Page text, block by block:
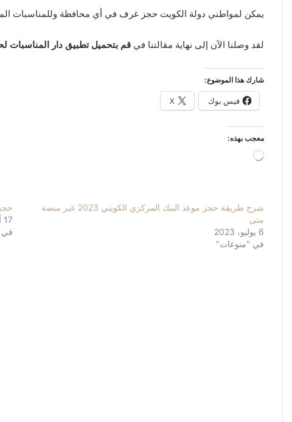
يمكن لمواطني دولة الكويت حجز غرف في أي محافظة وللمناسبات
لقد وصلنا الآن إلى نهاية مقالتنا في قم بتحميل تطبيق دار المناسبات
شارك هذا الموضوع:
فيس بوك X
معجب بهذه:
جاري
شرح طريقة حجز موعد البنك المركزي الكويتي 2023 عبر منصة
متى
6 يوليو، 2023
في "منوعات"
17 أغسطس، 2023
في